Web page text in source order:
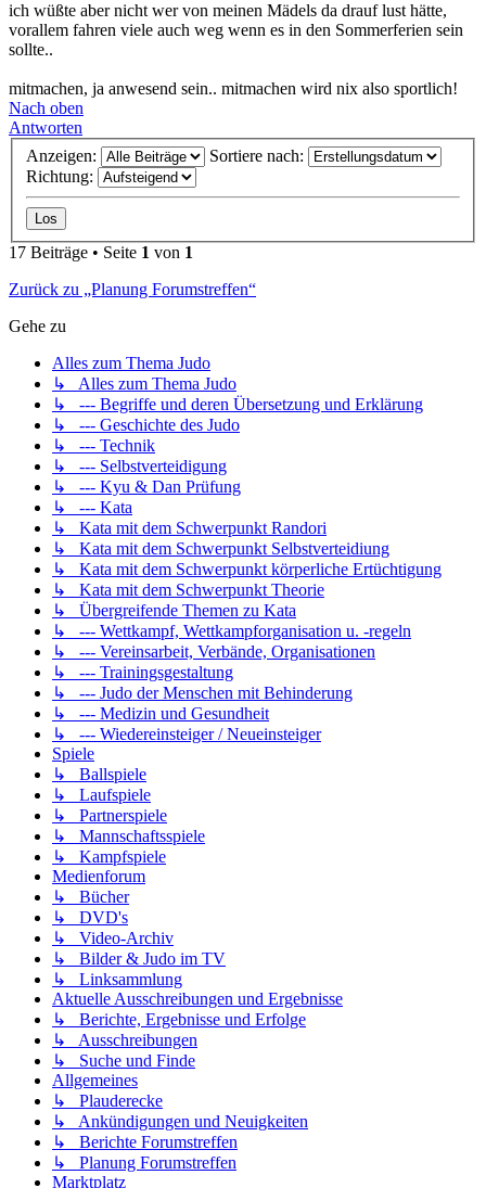
ich wüßte aber nicht wer von meinen Mädels da drauf lust hätte,
vorallem fahren viele auch weg wenn es in den Sommerferien sein
sollte..
mitmachen, ja anwesend sein.. mitmachen wird nix also sportlich!
Nach oben
Antworten
Anzeigen:
Sortiere nach:
Richtung:
17 Beiträge • Seite 1 von 1
Zurück zu „Planung Forumstreffen“
Gehe zu
Alles zum Thema Judo
↳ Alles zum Thema Judo
↳ --- Begriffe und deren Übersetzung und Erklärung
↳ --- Geschichte des Judo
↳ --- Technik
↳ --- Selbstverteidigung
↳ --- Kyu & Dan Prüfung
↳ --- Kata
↳ Kata mit dem Schwerpunkt Randori
↳ Kata mit dem Schwerpunkt Selbstverteidiung
↳ Kata mit dem Schwerpunkt körperliche Ertüchtigung
↳ Kata mit dem Schwerpunkt Theorie
↳ Übergreifende Themen zu Kata
↳ --- Wettkampf, Wettkampforganisation u. -regeln
↳ --- Vereinsarbeit, Verbände, Organisationen
↳ --- Trainingsgestaltung
↳ --- Judo der Menschen mit Behinderung
↳ --- Medizin und Gesundheit
↳ --- Wiedereinsteiger / Neueinsteiger
Spiele
↳ Ballspiele
↳ Laufspiele
↳ Partnerspiele
↳ Mannschaftsspiele
↳ Kampfspiele
Medienforum
↳ Bücher
↳ DVD's
↳ Video-Archiv
↳ Bilder & Judo im TV
↳ Linksammlung
Aktuelle Ausschreibungen und Ergebnisse
↳ Berichte, Ergebnisse und Erfolge
↳ Ausschreibungen
↳ Suche und Finde
Allgemeines
↳ Plauderecke
↳ Ankündigungen und Neuigkeiten
↳ Berichte Forumstreffen
↳ Planung Forumstreffen
Marktplatz